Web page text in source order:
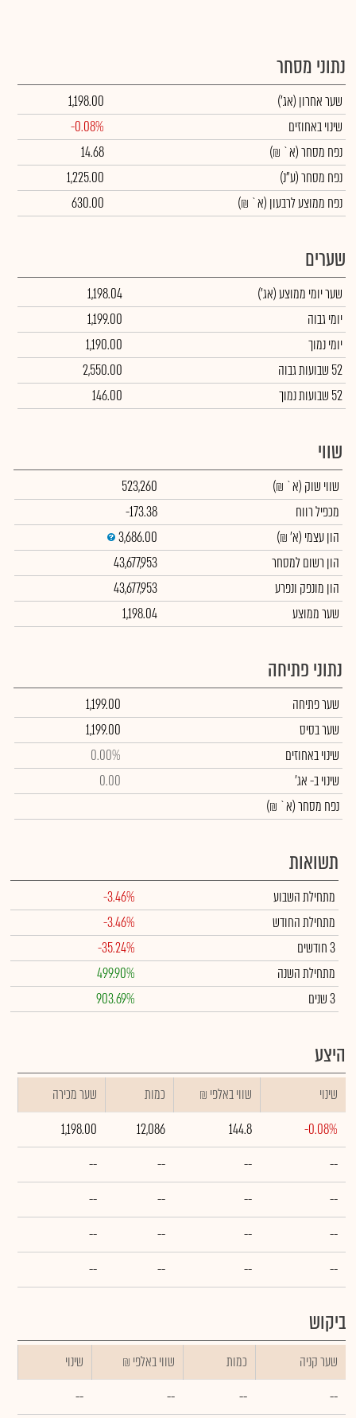
נתוני מסחר
שער אחרון (אג')
1,198.00
שינוי באחוזים
-0.08%
נפח מסחר(א` ₪)
14.68
נפח מסחר(ע"נ)
1,225.00
נפח ממוצע לרבעון (א` ₪)
630.00
שערים
שער יומי ממוצע(אג')
1,198.04
יומי גבוה
1,199.00
יומי נמוך
1,190.00
52 שבועות גבוה
2,550.00
52 שבועות נמוך
146.00
שווי
שווי שוק (א` ₪)
523,260
מכפיל רווח
-173.38
הון עצמי (א' ₪)
3,686.00
הון רשום למסחר
43,677,953
הון מונפק ונפרע
43,677,953
שער ממוצע
1,198.04
נתוני פתיחה
שער פתיחה
1,199.00
שער בסיס
1,199.00
שינוי באחוזים
0.00%
שינויב- אג'
0.00
נפח מסחר(א` ₪)
תשואות
מתחילת השבוע
-3.46%
מתחילת החודש
-3.46%
3 חודשים
-35.24%
מתחילת השנה
499.90%
3 שנים
903.69%
היצע
שינוי ₪ שווי באלפי כמות
שער מכירה
-0.08%
144.8
12,086
1,198.00
--
--
--
--
--
--
--
--
--
--
--
--
--
--
--
--
ביקוש
שער קניה כמות ₪ שווי באלפי
שינוי
--
--
--
--